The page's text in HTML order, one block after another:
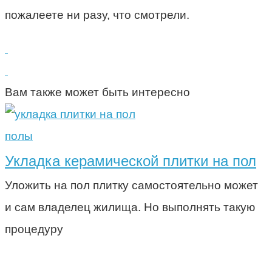
пожалеете ни разу, что смотрели.
Вам также может быть интересно
полы
Укладка керамической плитки на пол
Уложить на пол плитку самостоятельно может
и сам владелец жилища. Но выполнять такую
процедуру